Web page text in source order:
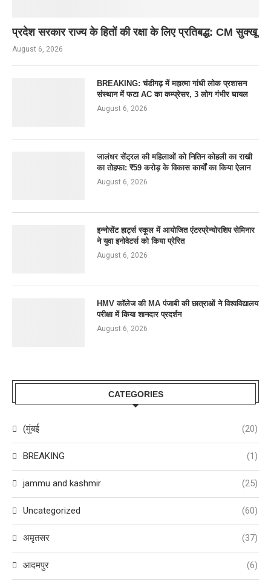
प्रदेश सरकार राज्य के हितों की रक्षा के लिए प्रतिबद्ध: CM सुक्खू
August 6, 2026
BREAKING: चंडीगढ़ में महात्मा गांधी लोक प्रशासन
संस्थान में फटा AC का कम्प्रेसर, 3 लोग गंभीर घायल
August 6, 2026
जालंधर सेंट्रल की महिलाओं को नितिन कोहली का राखी
का तोहफा: ₹59 करोड़ के विकास कार्यों का किया ऐलान
August 6, 2026
इन्नोसेंट हार्ट्स स्कूल में आयोजित एंटरप्रेन्योरशिप सेमिनार
ने युवा इनोवेटर्स को किया प्रेरित
August 6, 2026
HMV कॉलेज की MA पंजाबी की छात्राओं ने विश्वविद्यालय
परीक्षा में किया शानदार प्रदर्शन
August 6, 2026
CATEGORIES
(मुंबई (20)
BREAKING (1)
jammu and kashmir (25)
Uncategorized (60)
अमृतसर (37)
आदमपुर (6)